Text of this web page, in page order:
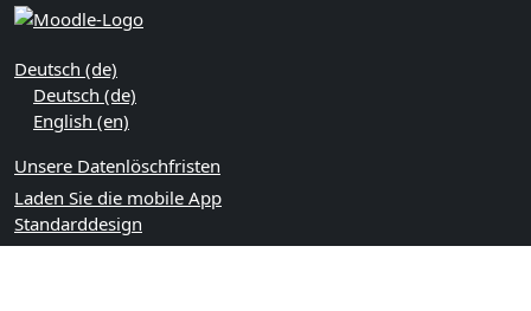
Deutsch ‎(de)‎
Deutsch ‎(de)‎
English ‎(en)‎
Unsere Datenlöschfristen
Laden Sie die mobile App
Standarddesign